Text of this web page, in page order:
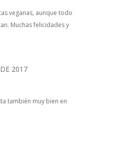
veganas, aunque todo
Muchas felicidades y
2017
también muy bien en